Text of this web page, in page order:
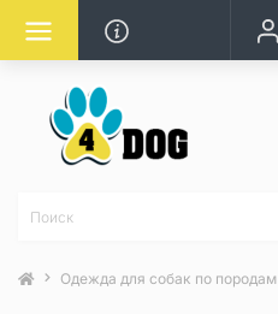
Одежда для собак по породам